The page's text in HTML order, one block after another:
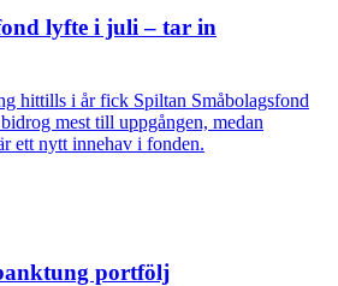
lyfte i juli – tar in
hittills i år fick Spiltan Småbolagsfond
mest till uppgången, medan
ett nytt innehav i fonden.
portfölj